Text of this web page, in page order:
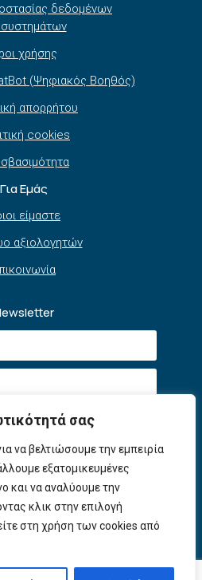
σας
να βελτιώσουμε την εμπειρία
εξατομικευμένες
και να αναλύουμε την
κλικ στην επιλογή
στη χρήση των cookies από
δεδομένων
συστημάτων
χρήσης
(Ψηφιακός Βοηθός)
απορρήτου
cookies
Για Εμάς
είμαστε
αξιολογητών
Απορρήτουκαι τους
All Rights Reserved